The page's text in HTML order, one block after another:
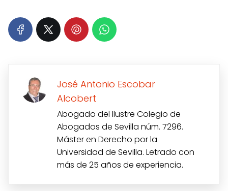
José Antonio Escobar
Alcobert
Abogado del Ilustre Colegio de
Abogados de Sevilla núm. 7296.
Máster en Derecho por la
Universidad de Sevilla. Letrado con
más de 25 años de experiencia.